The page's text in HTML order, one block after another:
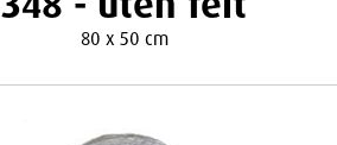
80 x 50 cm